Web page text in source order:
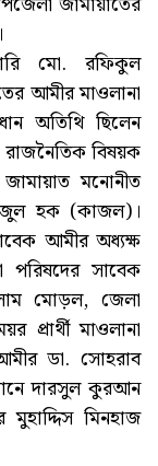
মো. রফিকুল
আমীর মাওলানা
অতিথি ছিলেন
রাজনৈতিক বিষয়ক
মনোনীত
হক (কাজল)।
আমীর অধ্যক্ষ
পরিষদের সাবেক
মোড়ল, জেলা
মাওলানা
ডা. সোহরাব
দারসুল কুরআন
মিনহাজ